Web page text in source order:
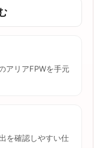
アリアFPWを手元
を確認しやすい仕